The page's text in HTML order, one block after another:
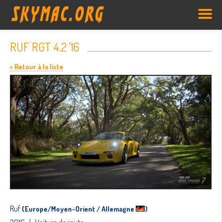
RUF RGT 4.2 '16
< Retour à la liste
Ruf (Europe/Moyen-Orient / Allemagne )